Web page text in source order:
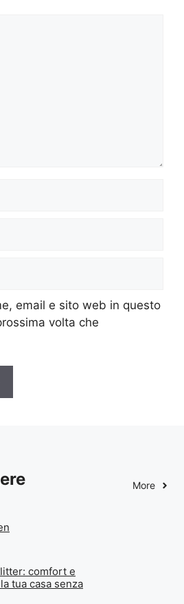
email e sito web in questo
volta che
More
comfort e
tua casa senza